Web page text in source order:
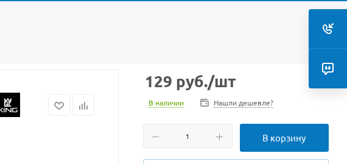
129 руб./шт
В наличии Нашли дешевле?
В корзину